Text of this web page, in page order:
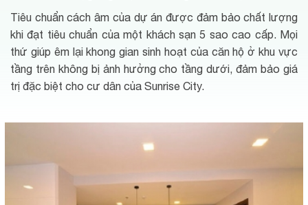
Tiêu chuẩn cách âm của dự án được đảm bảo chất lượng
khi đạt tiêu chuẩn của một khách sạn 5 sao cao cấp. Mọi
thứ giúp êm lại khong gian sinh hoạt của căn hộ ở khu vực
tầng trên không bị ảnh hưởng cho tầng dưới, đảm bảo giá
trị đặc biệt cho cư dân của Sunrise City.